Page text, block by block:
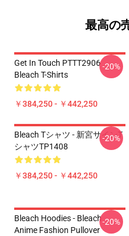
最高の
Get In Touch PTTT2906
Bleach T-Shirts
￥384,250 - ￥442,250
-20%
Bleach Tシャツ - 新宮サインT
シャツTP1408
￥384,250 - ￥442,250
-20%
Bleach Hoodies - Bleach
Anime Fashion Pullover
-20%